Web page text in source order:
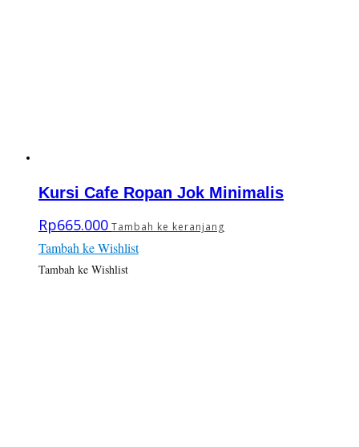
Kursi Cafe Ropan Jok Minimalis
Rp665.000 Tambah ke keranjang
Tambah ke Wishlist
Tambah ke Wishlist